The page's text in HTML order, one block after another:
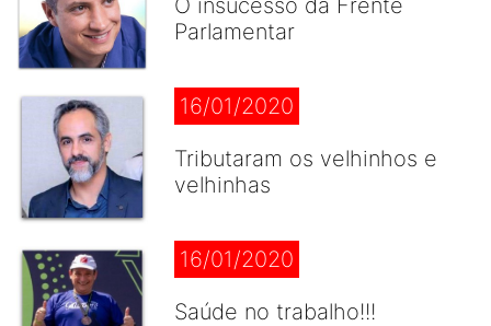
Parlamentar
16/01/2020
Tributaram os velhinhos e
velhinhas
16/01/2020
Saúde no trabalho!!!